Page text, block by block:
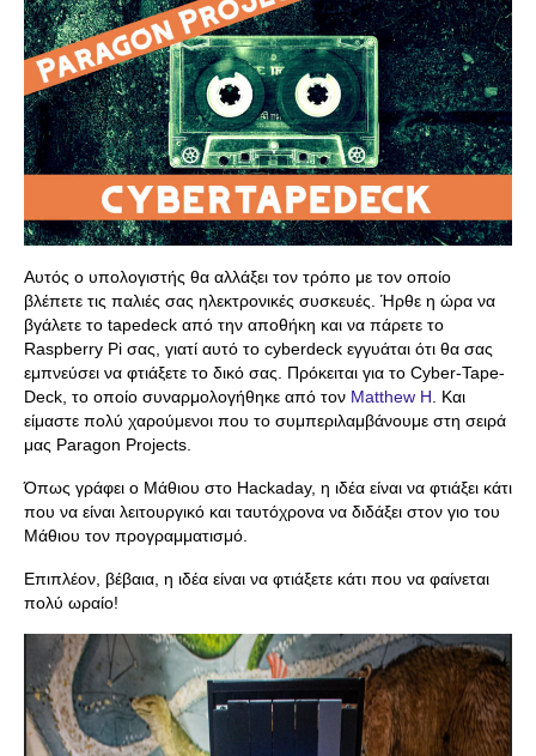
Αυτός ο υπολογιστής θα αλλάξει τον τρόπο με τον οποίο
βλέπετε τις παλιές σας ηλεκτρονικές συσκευές. Ήρθε η ώρα να
βγάλετε το tapedeck από την αποθήκη και να πάρετε το
Raspberry Pi σας, γιατί αυτό το cyberdeck εγγυάται ότι θα σας
εμπνεύσει να φτιάξετε το δικό σας. Πρόκειται για το Cyber-Tape-
Deck, το οποίο συναρμολογήθηκε από τον Matthew H. Και
είμαστε πολύ χαρούμενοι που το συμπεριλαμβάνουμε στη σειρά
μας Paragon Projects.
Όπως γράφει ο Μάθιου στο Hackaday, η ιδέα είναι να φτιάξει κάτι
που να είναι λειτουργικό και ταυτόχρονα να διδάξει στον γιο του
Μάθιου τον προγραμματισμό.
Επιπλέον, βέβαια, η ιδέα είναι να φτιάξετε κάτι που να φαίνεται
πολύ ωραίο!